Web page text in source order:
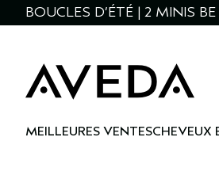
BOUCLES D’ÉTÉ | 2 MINIS
MEILLEURES VENTESCHEVEUX